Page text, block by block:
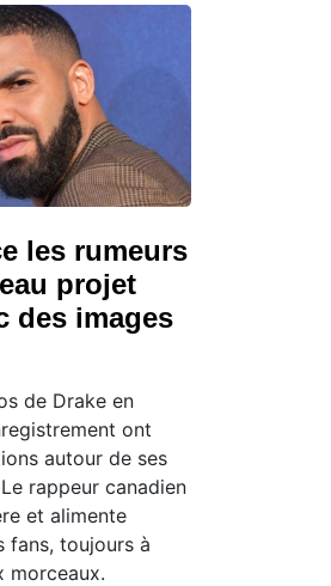
les rumeurs
projet
des images
de Drake en
ont
autour de ses
rappeur canadien
et alimente
fans, toujours à
morceaux.